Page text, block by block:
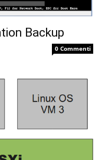
Backup
0 Commenti